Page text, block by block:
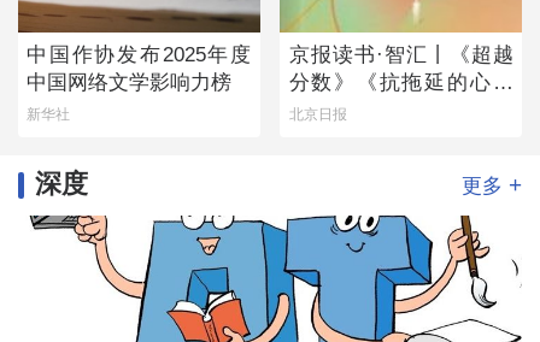
中国作协发布2025年度
中国网络文学影响力榜
新华社
京报读书·智汇丨《超越
分数》《抗拖延的心理
学》《物理学的第一次
北京日报
深度 更多 +